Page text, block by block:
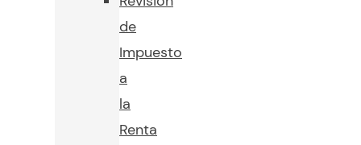
de
Impuesto
a
la
Renta